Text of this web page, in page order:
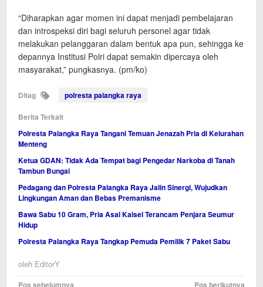
“Diharapkan agar momen ini dapat menjadi pembelajaran
dan introspeksi diri bagi seluruh personel agar tidak
melakukan pelanggaran dalam bentuk apa pun, sehingga ke
depannya Institusi Polri dapat semakin dipercaya oleh
masyarakat,” pungkasnya. (pm/ko)
Ditag polresta palangka raya
Berita Terkait
Polresta Palangka Raya Tangani Temuan Jenazah Pria di Kelurahan
Menteng
Ketua GDAN: Tidak Ada Tempat bagi Pengedar Narkoba di Tanah
Tambun Bungai
Pedagang dan Polresta Palangka Raya Jalin Sinergi, Wujudkan
Lingkungan Aman dan Bebas Premanisme
Bawa Sabu 10 Gram, Pria Asal Kalsel Terancam Penjara Seumur
Hidup
Polresta Palangka Raya Tangkap Pemuda Pemilik 7 Paket Sabu
oleh EditorY
Pos sebelumnya Pos berikutnya